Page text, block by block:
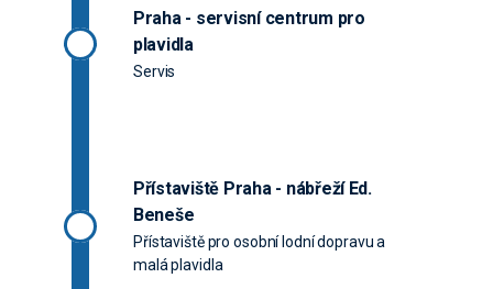
Praha - servisní centrum pro
plavidla
Servis
Přístaviště Praha - nábřeží Ed.
Beneše
Přístaviště pro osobní lodní dopravu a
malá plavidla